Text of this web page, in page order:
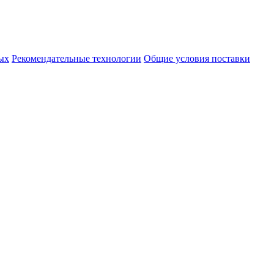
Рекомендательные технологии Общие условия поставки